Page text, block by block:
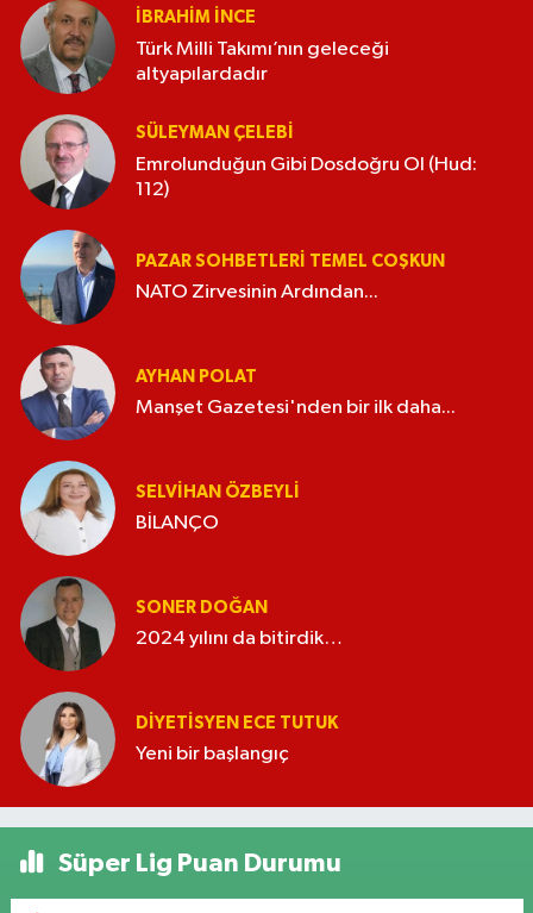
İBRAHIM İNCE
Türk Milli Takımı’nın geleceği
altyapılardadır
SÜLEYMAN ÇELEBI
Emrolunduğun Gibi Dosdoğru Ol (Hud:
112)
PAZAR SOHBETLERI TEMEL COŞKUN
NATO Zirvesinin Ardından...
AYHAN POLAT
Manşet Gazetesi'nden bir ilk daha...
SELVIHAN ÖZBEYLI
BİLANÇO
SONER DOĞAN
2024 yılını da bitirdik…
DIYETISYEN ECE TUTUK
Yeni bir başlangıç
Süper Lig Puan Durumu